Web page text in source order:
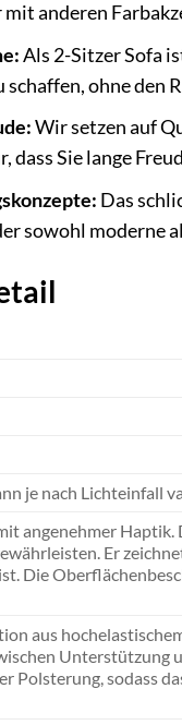
anderen
Als 2-Sitzer Sofa
ohne den
Wir setzen auf
Sie lange
Das
sowohl moderne
je nach Lichteinfall
angenehmer Haptik.
Er
Die
aus
Polsterung, sodass